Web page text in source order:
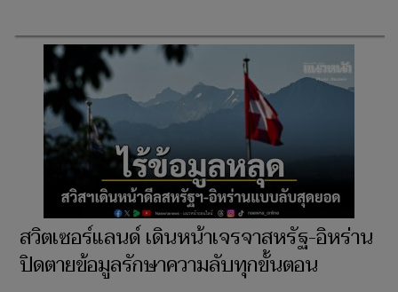
สวิตเซอร์แลนด์ เดินหน้าเจรจาสหรัฐ-อิหร่าน
ปิดตายข้อมูลรักษาความลับทุกขั้นตอน